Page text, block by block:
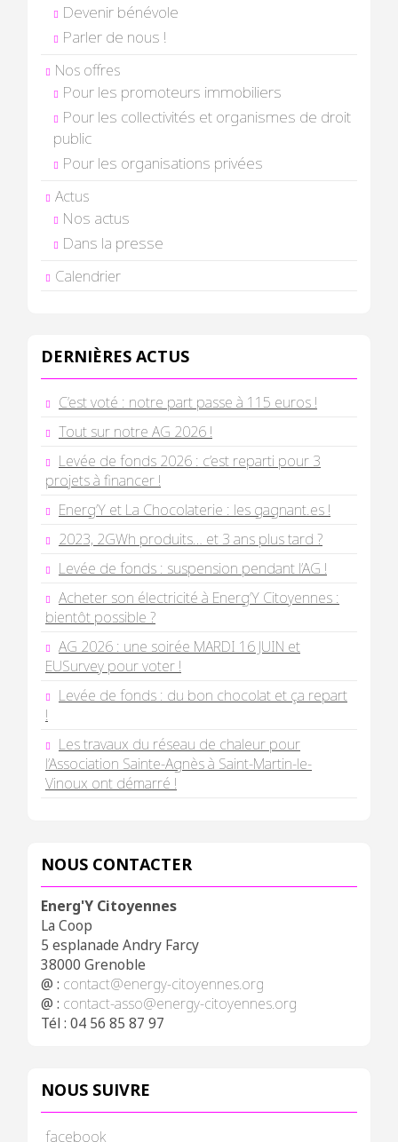
Devenir bénévole
Parler de nous !
Nos offres
Pour les promoteurs immobiliers
Pour les collectivités et organismes de droit
public
Pour les organisations privées
Actus
Nos actus
Dans la presse
Calendrier
DERNIÈRES ACTUS
C’est voté : notre part passe à 115 euros !
Tout sur notre AG 2026 !
Levée de fonds 2026 : c’est reparti pour 3
projets à financer !
Energ’Y et La Chocolaterie : les gagnant.es !
2023, 2GWh produits… et 3 ans plus tard ?
Levée de fonds : suspension pendant l’AG !
Acheter son électricité à Energ’Y Citoyennes :
bientôt possible ?
AG 2026 : une soirée MARDI 16 JUIN et
EUSurvey pour voter !
Levée de fonds : du bon chocolat et ça repart
!
Les travaux du réseau de chaleur pour
l’Association Sainte-Agnès à Saint-Martin-le-
Vinoux ont démarré !
NOUS CONTACTER
Energ'Y Citoyennes
La Coop
5 esplanade Andry Farcy
38000 Grenoble
@ : contact@energy-citoyennes.org
@ : contact-asso@energy-citoyennes.org
Tél : 04 56 85 87 97
NOUS SUIVRE
facebook